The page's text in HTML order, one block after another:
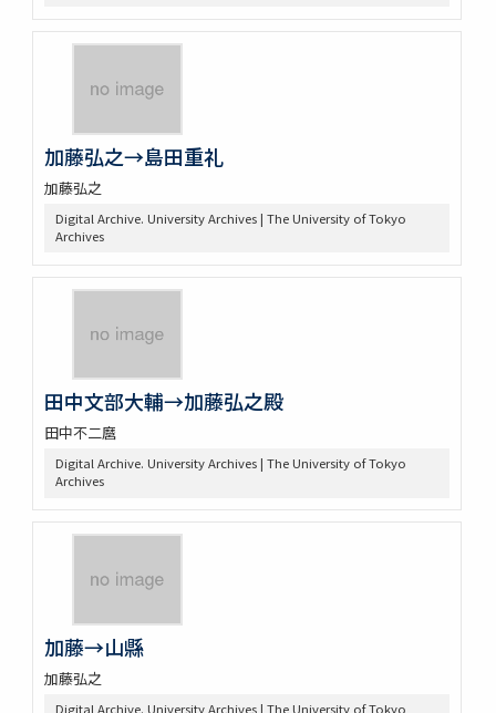
加藤弘之→島田重礼
加藤弘之
Digital Archive. University Archives | The University of Tokyo
Archives
田中文部大輔→加藤弘之殿
田中不二麿
Digital Archive. University Archives | The University of Tokyo
Archives
加藤→山縣
加藤弘之
Digital Archive. University Archives | The University of Tokyo